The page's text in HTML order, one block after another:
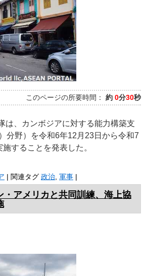
このページの所要時間： 約 0分30秒
は、カンボジアに対する能力構築支
分野）を令和6年12月23日から令和7
することを発表した。
| 関連タグ 政治 軍事 |
・アメリカと共同訓練、海上協